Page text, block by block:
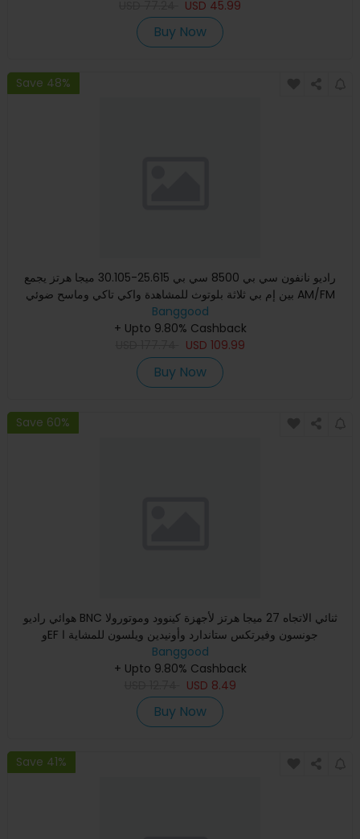
USD 45.99
Buy Now
Save 48%
راديو نانفون سي بي 8500 سي بي 25.615-30.105 ميجا هرتز يجمع
بين إم بي ثلاثة بلوتوث للمشاهدة واكي تاكي وماسح ضوئي AM/FM
مس
Banggood
+ Upto 9.80% Cashback
USD 109.99
Buy Now
Save 60%
هوائي راديو BNC ثنائي الاتجاه 27 ميجا هرتز لأجهزة كينوود وموتورولا
وEF جونسون وفيرتكس ستاندارد وأونيدين ويلسون للمشاية ا
Banggood
+ Upto 9.80% Cashback
USD 8.49
Buy Now
Save 41%